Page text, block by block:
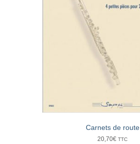
Carnets de route
20,70€ TTC